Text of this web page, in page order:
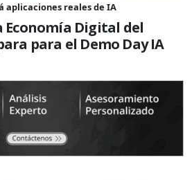
aplicaciones reales de IA
Economía Digital del
para el Demo Day IA